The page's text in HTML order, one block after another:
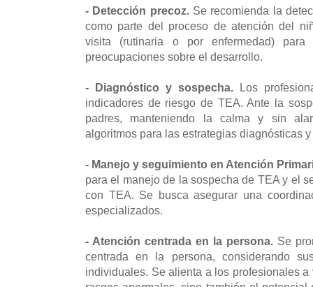
- Detección precoz.Se recomienda la
como parte del proceso de atención del
visita (rutinaria o por enfermedad)
preocupaciones sobre el desarrollo.
- Diagnóstico y sospecha. Los
indicadores de riesgo de TEA. Ante la
padres, manteniendo la calma y sin
algoritmos para las estrategias diagnósticas
- Manejo y seguimiento en Atención
para el manejo de la sospecha de TEA y el
con TEA. Se busca asegurar una
especializados.
- Atención centrada en la persona. Se
centrada en la persona, considerando
individuales. Se alienta a los profesionales